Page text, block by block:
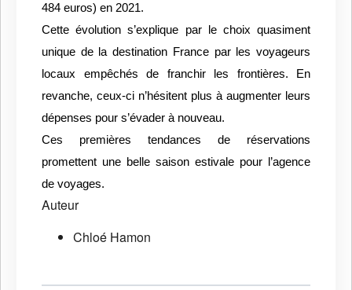
484 euros) en 2021.
Cette évolution s’explique par le choix quasiment
unique de la destination France par les voyageurs
locaux empêchés de franchir les frontières. En
revanche, ceux-ci n’hésitent plus à augmenter leurs
dépenses pour s’évader à nouveau.
Ces premières tendances de réservations
promettent une belle saison estivale pour l’agence
de voyages.
Auteur
Chloé Hamon